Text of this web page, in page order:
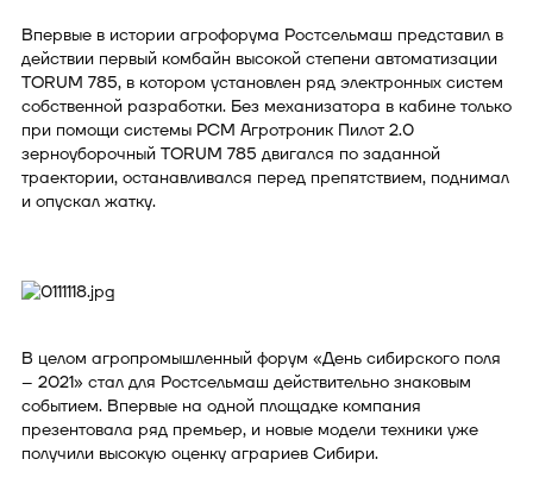
Впервые в истории агрофорума Ростсельмаш представил в
действии первый комбайн высокой степени автоматизации
TORUM 785, в котором установлен ряд электронных систем
собственной разработки. Без механизатора в кабине только
при помощи системы РСМ Агротроник Пилот 2.0
зерноуборочный TORUM 785 двигался по заданной
траектории, останавливался перед препятствием, поднимал
и опускал жатку.
В целом агропромышленный форум «День сибирского поля
– 2021» стал для Ростсельмаш действительно знаковым
событием. Впервые на одной площадке компания
презентовала ряд премьер, и новые модели техники уже
получили высокую оценку аграриев Сибири.